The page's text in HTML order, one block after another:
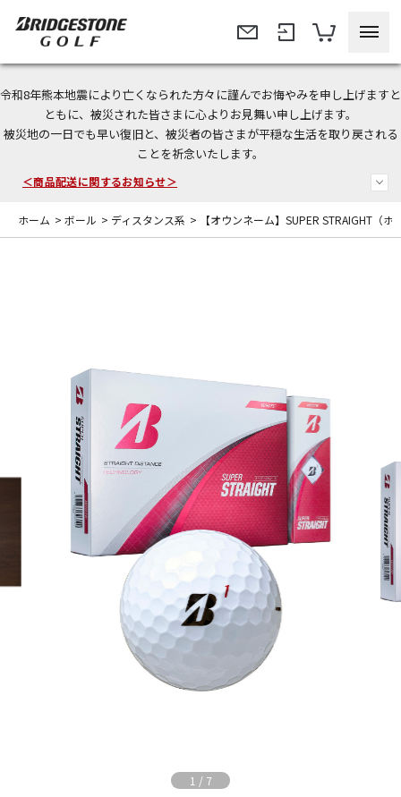
令和8年熊本地震により亡くなられた方々に謹んでお悔やみを申し上げますと
ともに、被災された皆さまに心よりお見舞い申し上げます。
被災地の一日でも早い復旧と、被災者の皆さまが平穏な生活を取り戻される
ことを祈念いたします。
今なら新規会員登録で1,000円OFFクーポンプレゼント！
＜商品配送に関するお知らせ＞
＜夏季休暇中のご注文・発送・お問い合わせ＞
ホーム > ボール > ディスタンス系 > 【オウンネーム】SUPER STRAIGHT（
1 / 7